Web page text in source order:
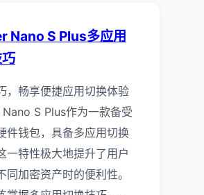
Nano S Plus多应用
，畅享便捷应用切换体验
S Plus作为一款备受
件钱包，具备多应用切换
一特性极大地提升了用户
同加密资产时的便利性。